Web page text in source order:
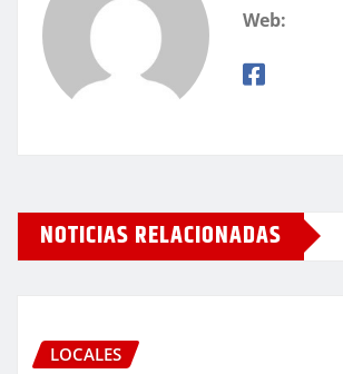
Web:
NOTICIAS RELACIONADAS
LOCALES